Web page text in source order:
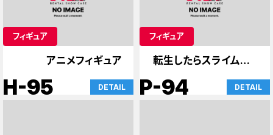
フィギュア
アニメフィギュア
H-95 DETAIL
フィギュア
転生したらスライムだっ
た件
P-94 DETAIL